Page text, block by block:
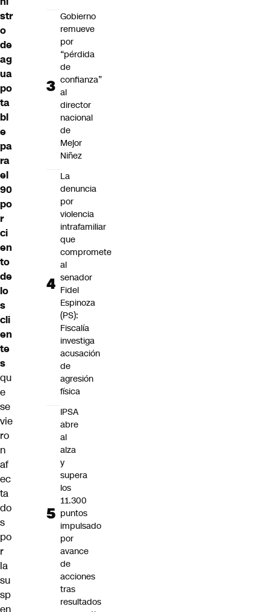
str
o
de
ag
ua
po
ta
bl
e
pa
ra
el
90
po
r
ci
en
to
de
lo
s
cli
en
te
s
qu
e
se
vie
ro
n
af
ec
ta
do
s
po
r
la
su
sp
en
Gobierno
remueve
por
“pérdida
de
confianza”
al
director
nacional
de
Mejor
Niñez
La
denuncia
por
violencia
intrafamiliar
que
compromete
al
senador
Fidel
Espinoza
(PS):
Fiscalía
investiga
acusación
de
agresión
física
IPSA
abre
al
alza
y
supera
los
11.300
puntos
impulsado
por
avance
de
acciones
tras
resultados